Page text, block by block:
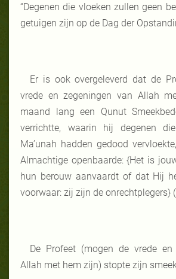
“Degenen die vloeken zullen geen
getuigen zijn op de Dag der
Er is ook overgeleverd dat de
vrede en zegeningen van Allah
maand lang een Qunut
verrichtte, waarin hij degenen
Ma’unah hadden gedood
Almachtige openbaarde: {Het is
hun berouw aanvaardt of dat Hij
voorwaar: zij zijn de onrechtplegers}
De Profeet (mogen de vrede en
Allah met hem zijn) stopte zijn